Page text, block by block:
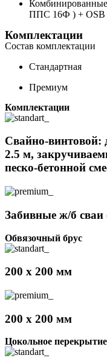
ППС 16Ф ) + OSB
Комплектации
Состав комплектации
Стандартная
Премиум
Комплектации
Свайно-винтовой:
2.5 м,
песко-бетонной
Забивные ж/б сваи
Обвязочный брус
200 x 200 мм
200 x 200 мм
Цокольное перекрытие